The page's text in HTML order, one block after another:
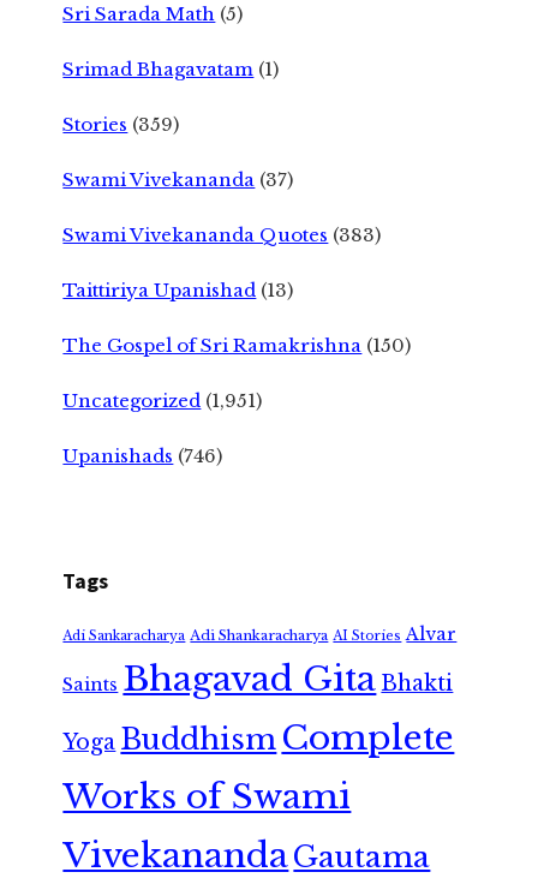
Sri Sarada Math (5)
Srimad Bhagavatam (1)
Stories (359)
Swami Vivekananda (37)
Swami Vivekananda Quotes (383)
Taittiriya Upanishad (13)
The Gospel of Sri Ramakrishna (150)
Uncategorized (1,951)
Upanishads (746)
Tags
Adi Sankaracharya Adi Shankaracharya AI Stories Alvar
Saints Bhagavad GitaBhakti
Yoga Buddhism Complete
Works of Swami
VivekanandaGautama